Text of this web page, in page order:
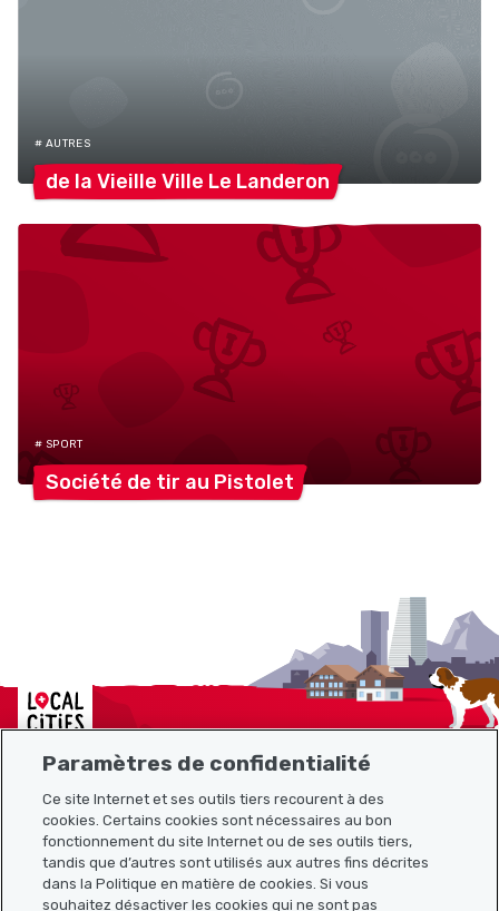
# AUTRES
de la Vieille Ville Le Landeron
# SPORT
Société de tir au Pistolet
Localcities
Plan du site
Liens utiles
Paramètres de confidentialité
Ce site Internet et ses outils tiers recourent à des
cookies. Certains cookies sont nécessaires au bon
fonctionnement du site Internet ou de ses outils tiers,
tandis que d’autres sont utilisés aux autres fins décrites
dans la Politique en matière de cookies. Si vous
souhaitez désactiver les cookies qui ne sont pas